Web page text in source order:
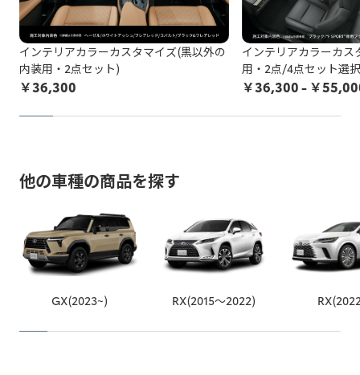
以上をご了承の上、お申し込みください。
しまう可能性があります。
非純正品をDIY等で施工されている方は こちらの注意喚起も
ご覧ください。
お申込み後に、施工をお断りすることになった場合、所定の
キャンセル料がかかります。
※トヨタ販売店で取付等を行っている場合でも非純正品の場合
例：車両ECUと車両ワイヤーハーネスの間に取り付ける社外品
（テレビキャンセラー、パワーバックドアオープンキット等）
例：カー用品店でのスピーカー取り付け、社外品の安全装備取
り付け、社外品のカーナビなど
インテリアカラーカスタマイズ(黒以外の
内装用・2点セット)
￥36,300
インテリアカラーカス
用・2点/4点セット選
￥36,300- ￥
他の車種の商品を探す
GX(2023~) RX(2015～2022)